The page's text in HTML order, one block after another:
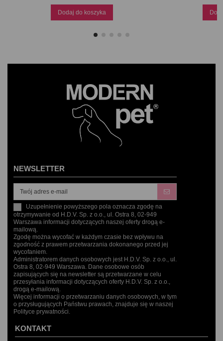
Dodaj do koszyka
NEWSLETTER
Uzupełnienie powyższego pola oznacza zgodę na
otrzymywanie od H.D.V. Sp. z o.o., ul. Ostra 8, 02-949
Warszawa informacji dotyczących naszej oferty drogą e-
mailową.
Zgodę można wycofać w każdym czasie bez wpływu na
zgodność z prawem przetwarzania dokonanego przed jej
wycofaniem.
Administratorem danych osobowych jest H.D.V. Sp. z o.o., ul.
Ostra 8, 02-949 Warszawa. Dane osobowe osób
zapisujących się na newsletter są przetwarzane w celu
przesyłania informacji dotyczących oferty H.D.V. Sp. z o.o.,
drogą e-mailową.
Więcej informacji o przetwarzaniu danych osobowych, w tym
o przysługujących Państwu prawach, znajduje się w naszej
Polityce prywatności.
KONTAKT